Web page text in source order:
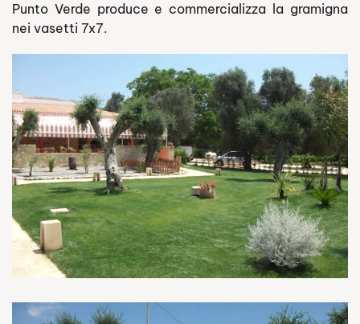
Punto Verde produce e commercializza la gramigna
nei vasetti 7x7.
Read more